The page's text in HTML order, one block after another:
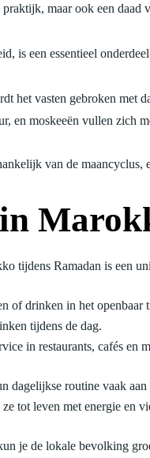
praktijk, maar ook een daad
is een essentieel
het vasten gebroken met
en moskeeën vullen zich
van de maancyclus,
tijdens Ramadan is een
of drinken in het openbaar
tijdens de dag.
in restaurants, cafés en
dagelijkse routine vaak
tot leven met energie en
je de lokale bevolking